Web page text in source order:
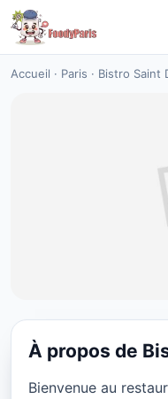
Accueil · Paris · Bistro Saint
À propos de
Bienvenue au